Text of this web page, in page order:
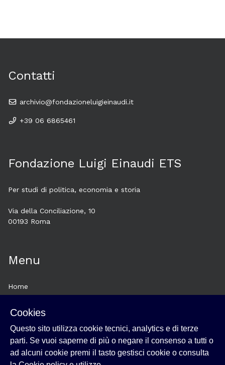
Contatti
archivio@fondazioneluigieinaudi.it
+39 06 6865461
Fondazione Luigi Einaudi ETS
Per studi di politica, economia e storia
Via della Conciliazione, 10
00193 Roma
Menu
Home
Esplora
News
Cookie policy e utilizzo
Login
Cookies
Questo sito utilizza cookie tecnici, analytics e di terze
parti. Se vuoi saperne di più o negare il consenso a tutti o
ad alcuni cookie premi il tasto gestisci cookie o consulta